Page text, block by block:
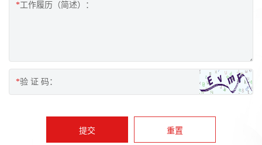
*工作履历（简述）：
*验 证 码：